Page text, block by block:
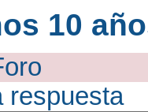
10
respuesta